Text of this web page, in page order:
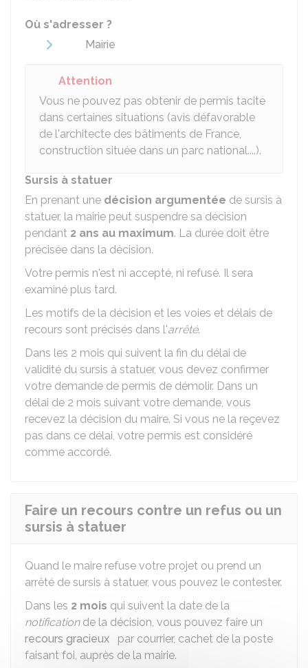
Où s'adresser ?
Mairie
Attention
Vous ne pouvez pas obtenir de permis tacite
dans certaines situations (avis défavorable
de l'architecte des bâtiments de France,
construction située dans un parc national....).
Sursis à statuer
En prenant une décision argumentée de sursis à
statuer, la mairie peut suspendre sa décision
pendant 2 ans au maximum. La durée doit être
précisée dans la décision.
Votre permis n'est ni accepté, ni refusé. Il sera
examiné plus tard.
Les motifs de la décision et les voies et délais de
recours sont précisés dans l'arrêté.
Dans les 2 mois qui suivent la fin du délai de
validité du sursis à statuer, vous devez confirmer
votre demande de permis de démolir. Dans un
délai de 2 mois suivant votre demande, vous
recevez la décision du maire. Si vous ne la reçevez
pas dans ce délai, votre permis est considéré
comme accordé.
Faire un recours contre un refus ou un
sursis à statuer
Quand le maire refuse votre projet ou prend un
arrêté de sursis à statuer, vous pouvez le contester.
Dans les 2 mois qui suivent la date de la
notification de la décision, vous pouvez faire un
recours gracieux par courrier, cachet de la poste
faisant foi, auprès de la mairie.